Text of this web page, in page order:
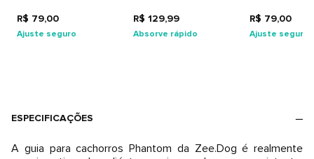
R$ 79,00
Ajuste seguro
R$ 129,99
Absorve rápido
R$ 79,00
Ajuste seguro
ESPECIFICAÇÕES
A guia para cachorros Phantom da Zee.Dog é realmente